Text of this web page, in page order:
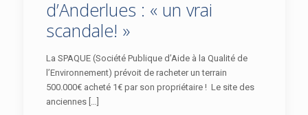
d’Anderlues : « un vrai
scandale! »
La SPAQUE (Société Publique d’Aide à la Qualité de
l’Environnement) prévoit de racheter un terrain
500.000€ acheté 1€ par son propriétaire ! Le site des
anciennes […]